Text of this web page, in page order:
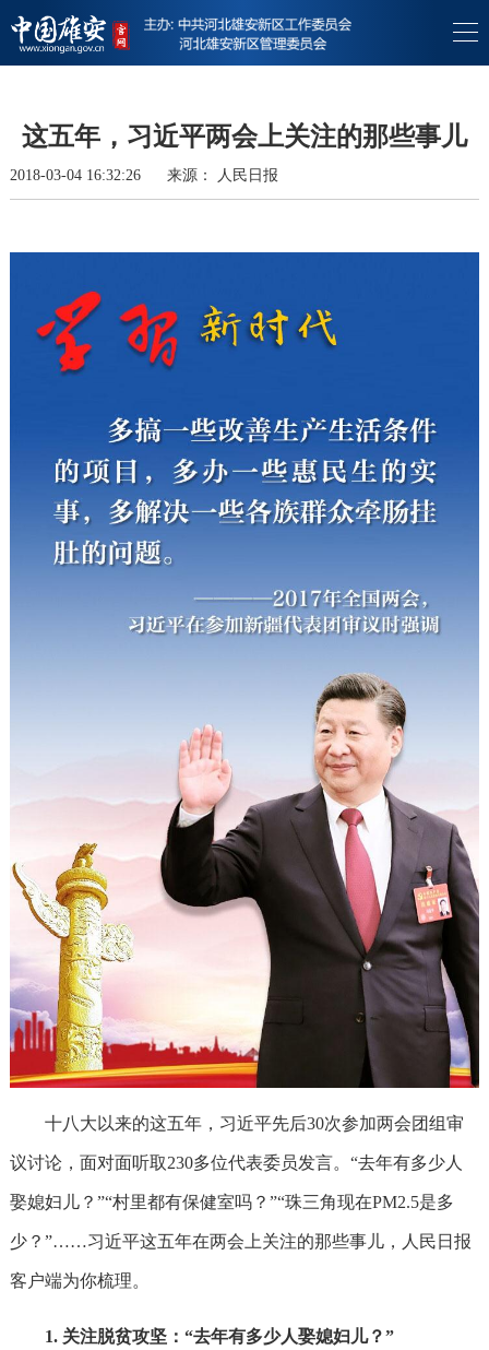
这五年，习近平两会上关注的那些事儿
2018-03-04 16:32:26 来源： 人民日报
十八大以来的这五年，习近平先后30次参加两会团组审
议讨论，面对面听取230多位代表委员发言。“去年有多少人
娶媳妇儿？”“村里都有保健室吗？”“珠三角现在PM2.5是多
少？”……习近平这五年在两会上关注的那些事儿，人民日报
客户端为你梳理。
1. 关注脱贫攻坚：“去年有多少人娶媳妇儿？”